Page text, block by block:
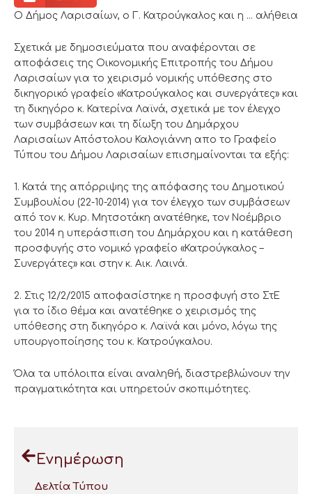
Ο Δήμος Λαρισαίων, ο Γ. Κατρούγκαλος και η … αλήθεια
Σχετικά με δημοσιεύματα που αναφέρονται σε
αποφάσεις της Οικονομικής Επιτροπής του Δήμου
Λαρισαίων για το χειρισμό νομικής υπόθεσης στο
δικηγορικό γραφείο «Κατρούγκαλος και συνεργάτες» και
τη δικηγόρο κ. Κατερίνα Λαϊνά, σχετικά με τον έλεγχο
των συμβάσεων και τη δίωξη του Δημάρχου
Λαρισαίων Απόστολου Καλογιάννη απο το Γραφείο
Τύπου του Δήμου Λαρισαίων επισημαίνονται τα εξής:
1. Κατά της απόρριψης της απόφασης του Δημοτικού
Συμβουλίου (22-10-2014) για τον έλεγχο των συμβάσεων
από τον κ. Κυρ. Μητσοτάκη ανατέθηκε, τον Νοέμβριο
του 2014 η υπεράσπιση του Δημάρχου και η κατάθεση
προσφυγής στο νομικό γραφείο «Κατρούγκαλος –
Συνεργάτες» και στην κ. Αικ. Λαινά.
2. Στις 12/2/2015 αποφασίστηκε η προσφυγή στο ΣτΕ
για το ίδιο θέμα και ανατέθηκε ο χειρισμός της
υπόθεσης στη δικηγόρο κ. Λαϊνά και μόνο, λόγω της
υπουργοποίησης του κ. Κατρούγκαλου.
Όλα τα υπόλοιπα είναι αναληθή, διαστρεβλώνουν την
πραγματικότητα και υπηρετούν σκοπιμότητες.
Ενημέρωση
Δελτία Τύπου